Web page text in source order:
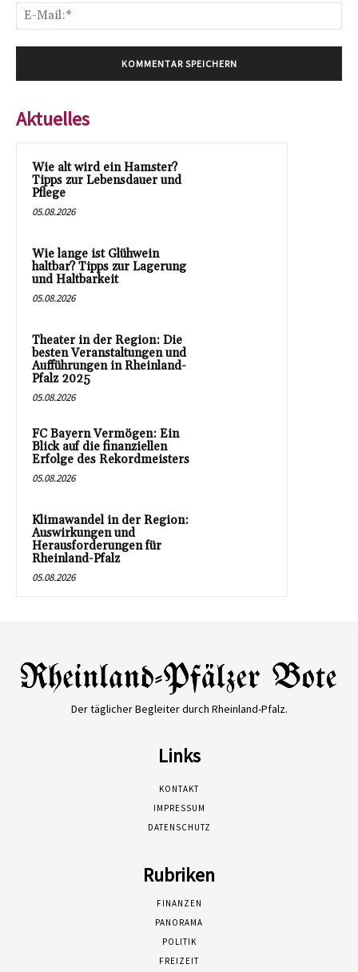
Aktuelles
Wie alt wird ein Hamster?
Tipps zur Lebensdauer und
Pflege
05.08.2026
Wie lange ist Glühwein
haltbar? Tipps zur Lagerung
und Haltbarkeit
05.08.2026
Theater in der Region: Die
besten Veranstaltungen und
Aufführungen in Rheinland-
Pfalz 2025
05.08.2026
FC Bayern Vermögen: Ein
Blick auf die finanziellen
Erfolge des Rekordmeisters
05.08.2026
Klimawandel in der Region:
Auswirkungen und
Herausforderungen für
Rheinland-Pfalz
05.08.2026
Der täglicher Begleiter durch Rheinland-Pfalz.
Links
KONTAKT
IMPRESSUM
DATENSCHUTZ
Rubriken
FINANZEN
PANORAMA
POLITIK
FREIZEIT